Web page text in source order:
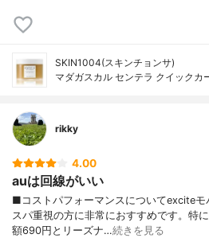
SKIN1004(スキンチョンサ)
マダガスカル センテラ クイックカ
rikky
4.00
auは回線がいい
■コストパフォーマンスについてexciteモ
スパ重視の方に非常におすすめです。特
額690円とリーズナ…続きを見る